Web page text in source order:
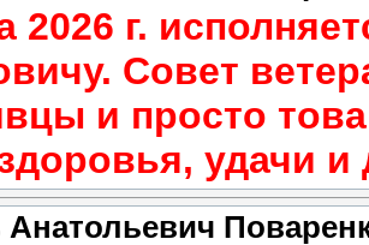
2026 г.
Совет
и просто
удачи и
Анатольевич